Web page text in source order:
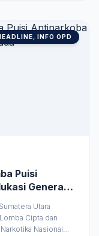
INFO OPD
Puisi
Generasi
Utara
Cipta dan
Nasional